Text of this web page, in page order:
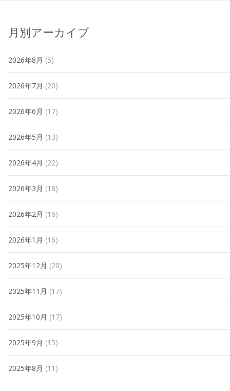
月別アーカイブ
2026年8月 (5)
2026年7月 (20)
2026年6月 (17)
2026年5月 (13)
2026年4月 (22)
2026年3月 (18)
2026年2月 (16)
2026年1月 (16)
2025年12月 (20)
2025年11月 (17)
2025年10月 (17)
2025年9月 (15)
2025年8月 (11)